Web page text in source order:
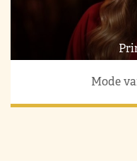
Mode